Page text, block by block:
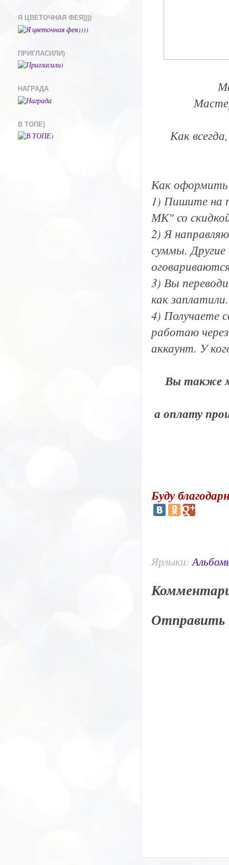
Как
Как оформить
1) Пишите на
МК" со
2) Я
суммы.
3) Вы
как заплатили.
4) Получаете
работаю
аккаунт. У
Вы также
а оплату
Буду
Ярлыки:
Отправить
Я ЦВЕТОЧНАЯ ФЕЯ))))
ПРИГЛАСИЛИ)
НАГРАДА
В ТОПЕ)